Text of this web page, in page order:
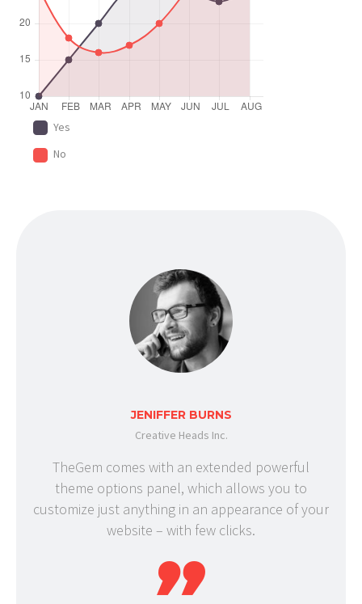
Yes
No
JENIFFER BURNS
Creative Heads Inc.
TheGem comes with an extended powerful
theme options panel, which allows you to
customize just anything in an appearance of your
website – with few clicks.